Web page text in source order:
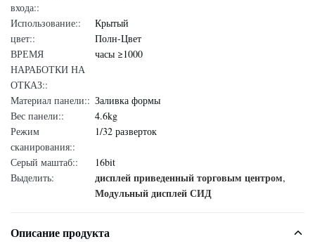
входа::
Использование::
Крытый
цвет::
Полн-Цвет
ВРЕМЯ
НАРАБОТКИ НА
ОТКАЗ::
часы ≥1000
Материал панели:: Заливка формы
Вес панели::
4.6kg
Режим
сканирования::
1/32 разверток
Серый маштаб::
16bit
Выделить:
дисплей приведенный торговым центром,
Модульный дисплей СИД
Описание продукта